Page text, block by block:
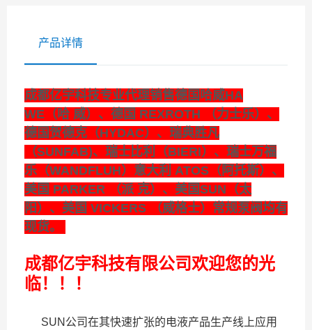
产品详情
成都亿宇科技专业代理销售德国哈威HA
WE（哈 威）、德国 REXROTH （力士乐）、
德国贺德克（HYDAC）、瑞典胜凡
（SUNFAB)、瑞士比利（BIERI）、瑞士万福
乐（WANDFLUH）意大利 ATOS（阿托斯）、
美国 PARKER （派 克）、美国SUN（太
阳）、美国 VICKERS （威格士）常规泵阀均有
现货。
成都亿宇科技有限公司欢迎您的光
临！！！
SUN公司在其快速扩张的电液产品生产线上应用